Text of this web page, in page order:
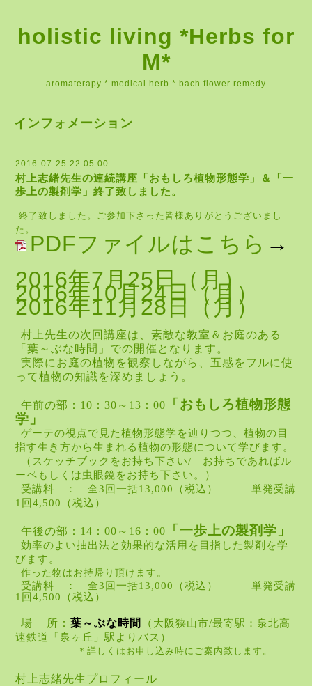
holistic living *Herbs for
M*
aromaterapy * medical herb * bach flower remedy
インフォメーション
2016-07-25 22:05:00
村上志緒先生の連続講座「おもしろ植物形態学」＆「一
歩上の製剤学」終了致しました。
終了致しました。ご参加下さった皆様ありがとうございまし
た。
PDFファイルはこちら →
2016年7月25日（月）
2016年10月24日（月）
2016年11月28日（月）
村上先生の次回講座は、素敵な教室＆お庭のある
「葉～ぶな時間」での開催となります。
実際にお庭の植物を観察しながら、五感をフルに使
って植物の知識を深めましょう。
午前の部：10：30～13：00
「おもしろ植物形態
学」
ゲーテの視点で見た植物形態学を辿りつつ、植物の目
指す生き方から生まれる植物の形態について学びます。
（スケッチブックをお持ち下さい/ お持ちであればル
ーペもしくは虫眼鏡をお持ち下さい。）
受講料 ： 全3回一括13,000
（税込） 単発受講
1 回4,500 （税込）
午後の部：14：00～16：00 「一歩上の製剤学」
効率のよい抽出法と効果的な活用を目指した製剤を学
びます。
作った物はお持帰り頂けます。
受講料 ： 全3回一括13,000（税込）
単発受講
1回4,500（税込）
場 所： 葉～ぶな時間 （ 大阪狭山市/最寄駅：泉北高
速鉄道「泉ヶ丘」駅よりバス）
＊詳しくはお申し込み時にご案内致します。
村上志緒先生プロフィール